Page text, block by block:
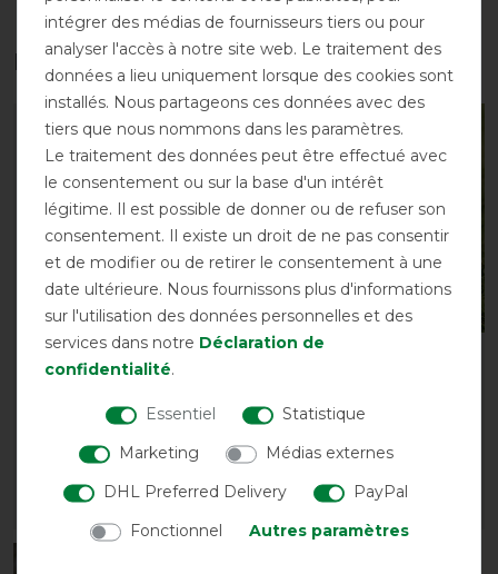
Les accessoires parfaits pour vous
-10%
avant 15,90 €
-10%
66,55 € *
intégrer des médias de fournisseurs tiers ou pour
analyser l'accès à notre site web. Le traitement des
données a lieu uniquement lorsque des cookies sont
installés. Nous partageons ces données avec des
tiers que nous nommons dans les paramètres.
Le traitement des données peut être effectué avec
le consentement ou sur la base d'un intérêt
légitime. Il est possible de donner ou de refuser son
consentement. Il existe un droit de ne pas consentir
et de modifier ou de retirer le consentement à une
date ultérieure. Nous fournissons plus d'informations
sur l'utilisation des données personnelles et des
services dans notre Déclaration de
confidentialité.
Essentiel
Statistique
Marketing
Médias externes
DHL Preferred Delivery
PayPal
Fonctionnel
Autres paramètres